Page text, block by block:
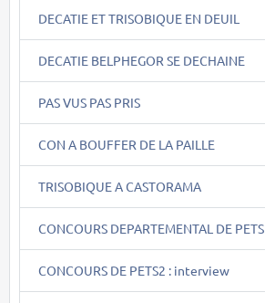
DECATIE ET TRISOBIQUE EN DEUIL
DECATIE BELPHEGOR SE DECHAINE
PAS VUS PAS PRIS
CON A BOUFFER DE LA PAILLE
TRISOBIQUE A CASTORAMA
CONCOURS DEPARTEMENTAL DE PETS
CONCOURS DE PETS2 : interview